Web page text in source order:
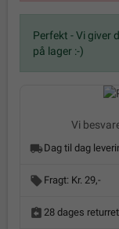
Perfekt - Vi giver
på lager :-)
Vi
local_shipping Dag til dag
local_offer Fragt: Kr. 29,-
assignment_return 28 dages returret